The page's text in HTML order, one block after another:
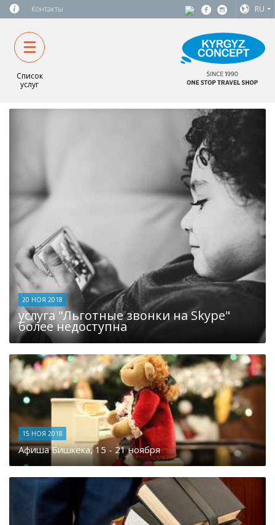
Контакты RU
Список
услуг
20 НОЯ 2018
услуга "Льготные звонки на Skype"
более недоступна
15 НОЯ 2018
Афиша Бишкека, 15 - 21 ноября